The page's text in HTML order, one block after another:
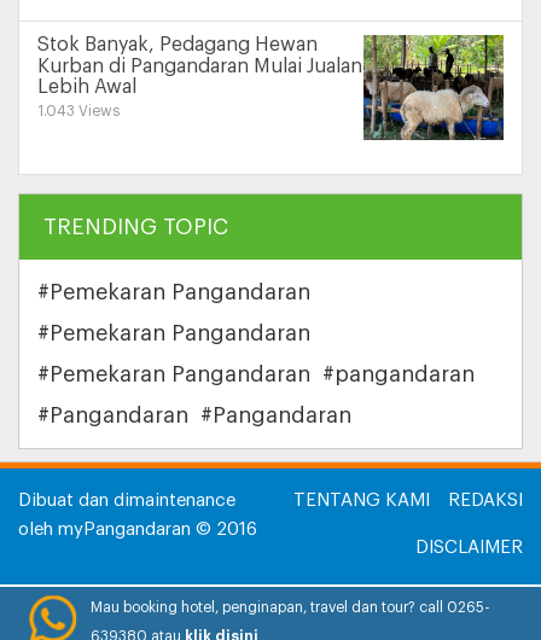
Stok Banyak, Pedagang Hewan
Kurban di Pangandaran Mulai Jualan
Lebih Awal
1.043 Views
TRENDING TOPIC
#Pemekaran Pangandaran
#Pemekaran Pangandaran
#Pemekaran Pangandaran
#pangandaran
#Pangandaran
#Pangandaran
Dibuat dan dimaintenance
oleh myPangandaran © 2016
TENTANG KAMI REDAKSI
DISCLAIMER
Mau booking hotel, penginapan, travel dan tour? call 0265-
639380 atau klik disini